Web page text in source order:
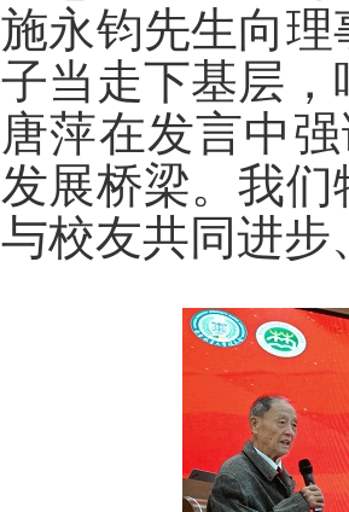
施永钧先生向
子当走下基层
唐萍在发言中
发展桥梁。我
与校友共同进步